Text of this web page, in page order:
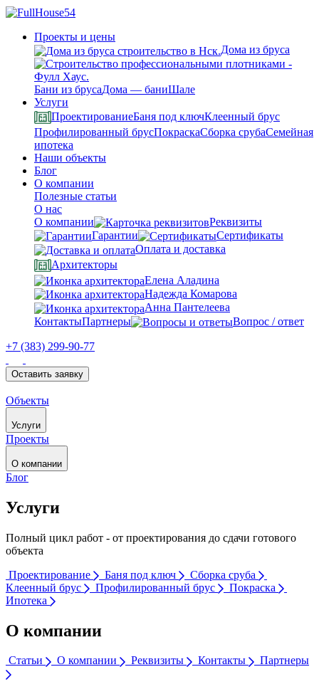
Проекты и цены
Дома из бруса
Бани из брусаДома — баниШале
Услуги
ПроектированиеБаня под ключКлеенный брус
Профилированный брусПокраскаСборка срубаСемейная
ипотека
Наши объекты
Блог
О компании
Полезные статьи
О нас
О компании
Реквизиты
Гарантии
Сертификаты
Оплата и доставка
Архитекторы
Елена Аладина
Надежда Комарова
Анна Пантелеева
КонтактыПартнеры Вопрос / ответ
+7 (383) 299-90-77
Оставить заявку
Объекты
Услуги
Проекты
О компании
Блог
Услуги
Полный цикл работ - от проектирования до сдачи готового
объекта
Проектирование
Баня под ключ
Сборка сруба
Клеенный брус
Профилированный брус
Покраска
Ипотека
О компании
Статьи О компании Реквизиты Контакты Партнеры